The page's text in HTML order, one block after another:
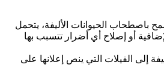
باصطحاب الحيوانات الأليفة، يتحمل
أو إصلاح أي أضرار تتسبب بها
إلى الفيلات التي ينص إعلانها على